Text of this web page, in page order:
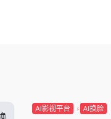
AI影视平台 AI换脸